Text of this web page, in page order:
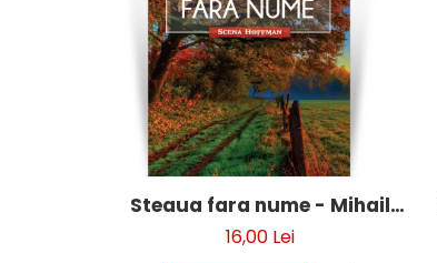
Steaua fara nume - Mihail
Sebastian
16,00 Lei